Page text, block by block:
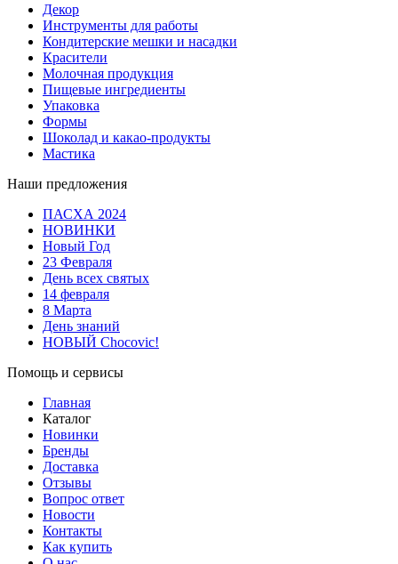
Декор
Инструменты для работы
Кондитерские мешки и насадки
Красители
Молочная продукция
Пищевые ингредиенты
Упаковка
Формы
Шоколад и какао-продукты
Мастика
Наши предложения
ПАСХА 2024
НОВИНКИ
Новый Год
23 Февраля
День всех святых
14 февраля
8 Марта
День знаний
НОВЫЙ Chocovic!
Помощь и сервисы
Главная
Каталог
Новинки
Бренды
Доставка
Отзывы
Вопрос ответ
Новости
Контакты
Как купить